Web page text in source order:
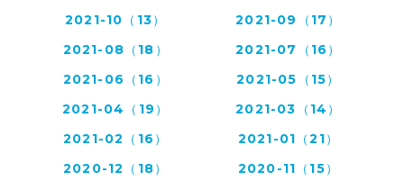
2021-10（13）
2021-09（17）
2021-08（18）
2021-07（16）
2021-06（16）
2021-05（15）
2021-04（19）
2021-03（14）
2021-02（16）
2021-01（21）
2020-12（18）
2020-11（15）